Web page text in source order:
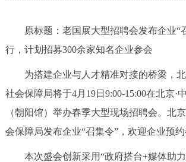
市领导 机构职能
决策公开 专题公开
政务服务
原标题：老国展大型招聘会发布企业“
行，计划招募300余家知名企业参会
为搭建企业与人才精准对接的桥梁，北
社会保障局将于4月19日9:00-15:00在北京·
（朝阳馆）举办春季大型现场招聘会。 北
会保障局发布企业“召集令”，欢迎企业预约
本次盛会创新采用“政府搭台+媒体助力